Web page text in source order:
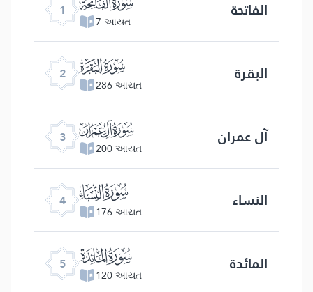
1
7 આયત الفاتحة
2 ﮎ
286 આયત البقرة
3 ﮏ
200 આયત آل عمران
4 ﮐ
176 આયત النساء
5 ﮑ
120 આયત المائدة